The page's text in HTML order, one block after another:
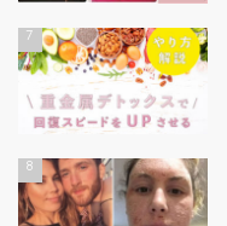
7
8